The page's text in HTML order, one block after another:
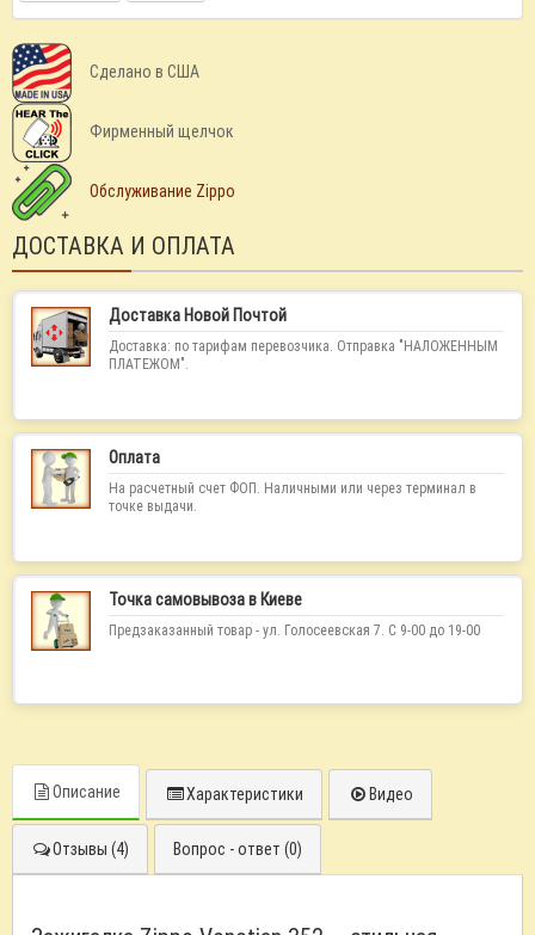
Сделано в США
Фирменный щелчок
Обслуживание Zippo
ДОСТАВКА И ОПЛАТА
Доставка Новой Почтой
Доставка: по тарифам перевозчика. Отправка "НАЛОЖЕННЫМ
ПЛАТЕЖОМ".
Оплата
На расчетный счет ФОП. Наличными или через терминал в
точке выдачи.
Точка самовывоза в Киеве
Предзаказанный товар - ул. Голосеевская 7. С 9-00 до 19-00
Описание Характеристики Видео
Отзывы (4) Вопрос - ответ (0)